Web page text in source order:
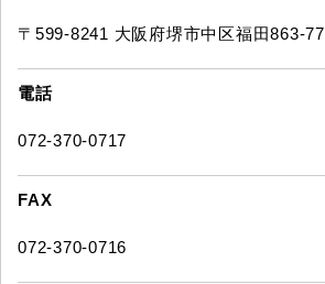
〒599-8241 大阪府堺市中区福田863-77
電話
072-370-0717
FAX
072-370-0716